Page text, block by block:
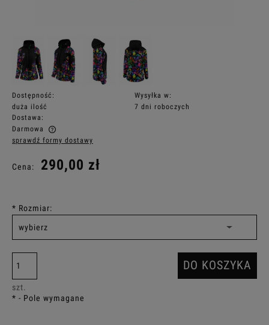
Dostępność:
duża ilość
Wysyłka w:
7 dni roboczych
Dostawa:
Darmowa
Cena nie zawiera ewentualnych kosztów płatności
sprawdź formy dostawy
Cena: 290,00 zł
* Rozmiar:
szt.
DO KOSZYKA
* - Pole wymagane